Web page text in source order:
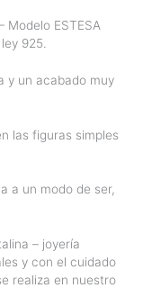
Modelo ESTESA
925.
y un acabado muy
las figuras simples
a un modo de ser,
– joyería
y con el cuidado
realiza en nuestro